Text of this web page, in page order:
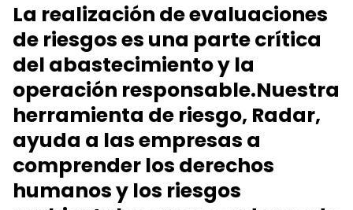
La realización de evaluaciones
de riesgos es una parte crítica
del abastecimiento y la
operación responsable.Nuestra
herramienta de riesgo, Radar,
ayuda a las empresas a
comprender los derechos
humanos y los riesgos